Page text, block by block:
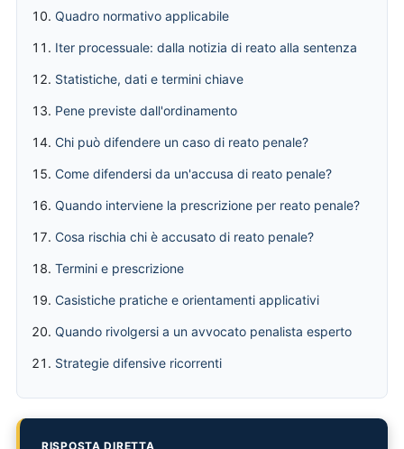
Quadro normativo applicabile
Iter processuale: dalla notizia di reato alla sentenza
Statistiche, dati e termini chiave
Pene previste dall'ordinamento
Chi può difendere un caso di reato penale?
Come difendersi da un'accusa di reato penale?
Quando interviene la prescrizione per reato penale?
Cosa rischia chi è accusato di reato penale?
Termini e prescrizione
Casistiche pratiche e orientamenti applicativi
Quando rivolgersi a un avvocato penalista esperto
Strategie difensive ricorrenti
RISPOSTA DIRETTA